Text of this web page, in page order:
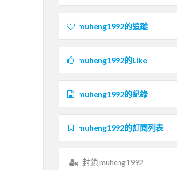
muheng1992的追蹤
muheng1992的Like
muheng1992的紀錄
muheng1992的訂閱列表
封鎖 muheng1992